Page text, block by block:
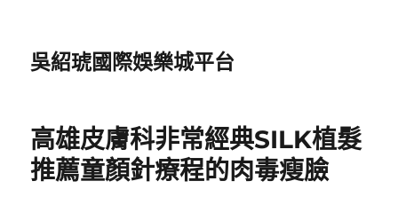
吳紹琥國際娛樂城平台
高雄皮膚科非常經典SILK植髮
推薦童顏針療程的肉毒瘦臉